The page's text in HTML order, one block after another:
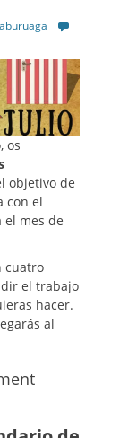
os
objetivo de
con el
mes de
cuatro
el trabajo
hacer.
al